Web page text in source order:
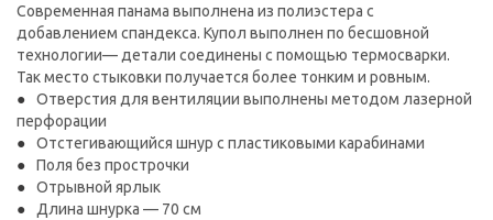
Современная панама выполнена из полиэстера с
добавлением спандекса. Купол выполнен по бесшовной
технологии— детали соединены с помощью термосварки.
Так место стыковки получается более тонким и ровным.
Отверстия для вентиляции выполнены методом лазерной
перфорации
Отстегивающийся шнур с пластиковыми карабинами
Поля без прострочки
Отрывной ярлык
Длина шнурка — 70 см